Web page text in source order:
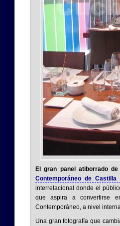
El gran panel atiborrado
Contemporáneo de Castilla
interrelacional donde el
que aspira a convertirse
Contemporáneo, a nivel
Una gran fotografía que